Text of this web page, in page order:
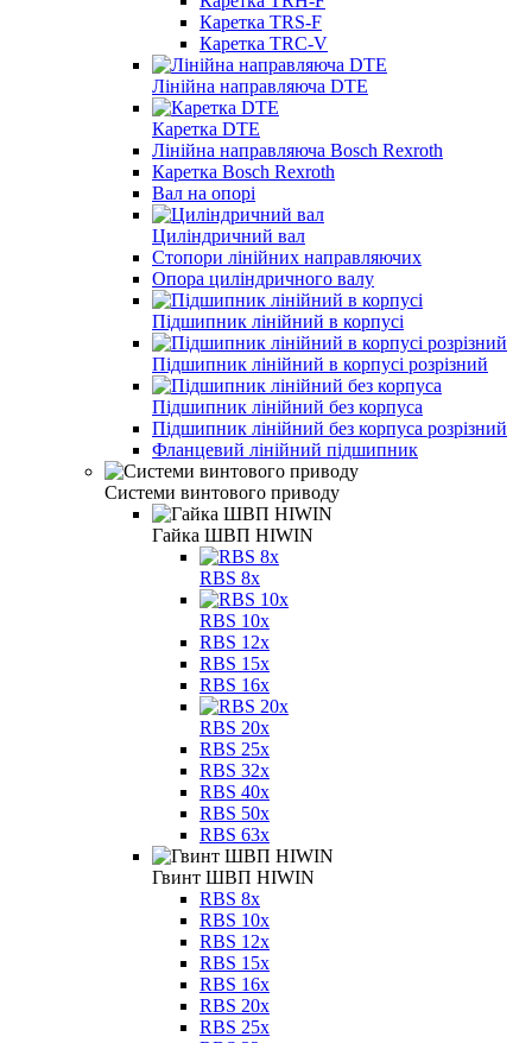
Каретка TRS-F
Каретка TRC-V
Лінійна направляюча DTE
Каретка DTE
Лінійна направляюча Bosch Rexroth
Каретка Bosch Rexroth
Вал на опорі
Циліндричний вал
Стопори лінійних направляючих
Опора циліндричного валу
Підшипник лінійний в корпусі
Підшипник лінійний в корпусі розрізний
Підшипник лінійний без корпуса
Підшипник лінійний без корпуса розрізний
Фланцевий лінійний підшипник
Системи винтового приводу
Гайка ШВП HIWIN
RBS 8x
RBS 10x
RBS 12x
RBS 15x
RBS 16x
RBS 20x
RBS 25x
RBS 32x
RBS 40x
RBS 50x
RBS 63x
Гвинт ШВП HIWIN
RBS 8x
RBS 10x
RBS 12x
RBS 15x
RBS 16x
RBS 20x
RBS 25x